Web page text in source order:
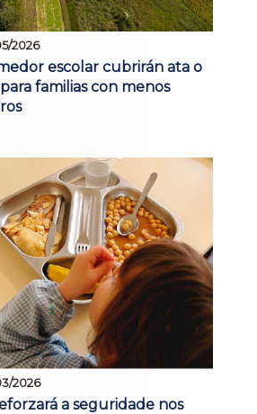
2026
escolar cubrirán ata o
familias con menos
2026
a seguridade nos